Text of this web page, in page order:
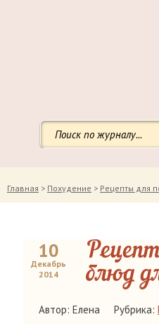
Главная > Похудение > Рецепты для
10
Декабрь
2014
блюд
Автор: Елена Рубрика: